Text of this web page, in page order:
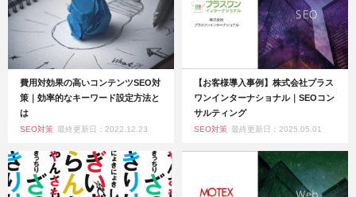
費用対効果の高いコンテンツSEO対
策｜効率的なキーワード設定方法と
は
SEO対策 最終更新日：2022.12.23
【お客様導入事例】株式会社プラス
ワンインターナショナル｜SEOコン
サルティング
SEO対策 最終更新日：2025.05.01